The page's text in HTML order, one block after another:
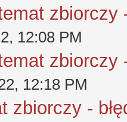
zbiorczy
12:08 PM
zbiorczy
12:18 PM
zbiorczy -